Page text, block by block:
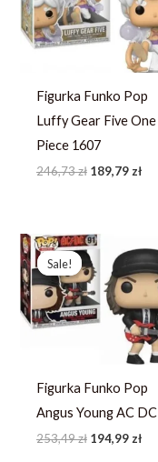
Figurka Funko Pop
Luffy Gear Five One
Piece 1607
246,73zł 189,79 zł
Sale!
Sale!
Figurka Funko Pop
Angus Young AC DC
253,49zł
Pierwotna
cena
wynosiła:
253,49 zł.
194,99 zł